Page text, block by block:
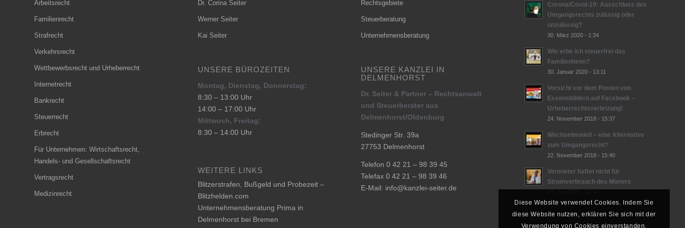
Arbeitsrecht
Familienrecht
Strafrecht
Verkehrsrecht
Wettbewerbsrecht und Urheberrecht
Internetrecht
Bankrecht
Steuerrecht
Erbrecht
Für Unternehmen: Wirtschaftsrecht,
Handels- und Gesellschaftsrecht
Vertragsrecht
Medizinrecht
Dr. Corina Seiter
Werner Seiter
Kai Seiter
UNSERE BÜROZEITEN
Montag, Dienstag, Donnerstag:
8:30 – 13:00 Uhr
14:00 – 17:00 Uhr
Mittwoch, Freitag:
8:30 – 14:00 Uhr
WEITERE LINKS
Blitzerstrafen, Bußgeld und Probezeit –
Blitzhelden.com
Unternehmensberatung Prima in
Delmenhorst bei Bremen
Rechtsgebiete
Steuerberatung
Unternehmensberatung
UNSERE KANZLEI IN
DELMENHORST
Dr. Seiter & Partner – Rechtsanwalt
und Steuerberater aus
Delmenhorst/Oldenburg
Stedinger Str. 39a
27753 Delmenhorst
Telefon 0 42 21 – 98 39 45
Telefax 0 42 21 – 98 39 46
E-Mail: info@kanzlei-seiter.de
Corona/Covid-19: Ausschluss des
Umgangsrechts zulässig oder
unzulässig?
30. März 2020 - 1:34
Wie erbe ich steuerfrei das
Familienheim?
30. Januar 2020 - 13:11
Vorsicht vor dem Posten von
Essensbildern auf Facebook –
Urheberrechtsverletzung!
24. November 2018 - 15:37
Wechselmodell – eine Alternative
zum Umgangsrecht?
22. November 2018 - 15:40
Vermieter haftet nicht für
Stromverbrauch des Mieters
Diese Website verwendet Cookies. Indem Sie
diese Website nutzen, erklären Sie sich mit der
Verwendung von Cookies einverstanden.